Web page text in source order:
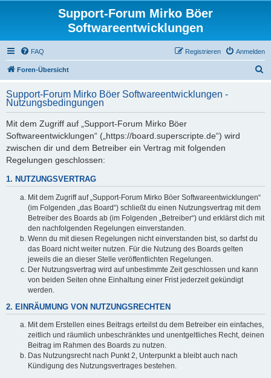
Support-Forum Mirko Böer
Softwareentwicklungen
FAQ Anmelden
Registrieren
Foren-Übersicht
h
Support-Forum Mirko Böer Softwareentwicklungen -
Nutzungsbedingungen
Mit dem Zugriff auf „Support-Forum Mirko Böer
Softwareentwicklungen“ („https://board.superscripte.de“) wird
zwischen dir und dem Betreiber ein Vertrag mit folgenden
Regelungen geschlossen:
1. NUTZUNGSVERTRAG
Mit dem Zugriff auf „Support-Forum Mirko Böer Softwareentwicklungen“
(im Folgenden „das Board“) schließt du einen Nutzungsvertrag mit dem
Betreiber des Boards ab (im Folgenden „Betreiber“) und erklärst dich mit
den nachfolgenden Regelungen einverstanden.
Wenn du mit diesen Regelungen nicht einverstanden bist, so darfst du
das Board nicht weiter nutzen. Für die Nutzung des Boards gelten
jeweils die an dieser Stelle veröffentlichten Regelungen.
Der Nutzungsvertrag wird auf unbestimmte Zeit geschlossen und kann
von beiden Seiten ohne Einhaltung einer Frist jederzeit gekündigt
werden.
2. EINRÄUMUNG VON NUTZUNGSRECHTEN
Mit dem Erstellen eines Beitrags erteilst du dem Betreiber ein einfaches,
zeitlich und räumlich unbeschränktes und unentgeltliches Recht, deinen
Beitrag im Rahmen des Boards zu nutzen.
Das Nutzungsrecht nach Punkt 2, Unterpunkt a bleibt auch nach
Kündigung des Nutzungsvertrages bestehen.